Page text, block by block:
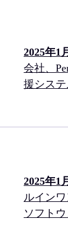
2025年1
会社、
援シス
2025年1
ルイン
ソフト